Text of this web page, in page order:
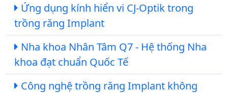
Ứng dụng kính hiển vi CJ-Optik trong
trồng răng Implant
Nha khoa Nhân Tâm Q7 - Hệ thống Nha
khoa đạt chuẩn Quốc Tế
Công nghệ trồng răng Implant không